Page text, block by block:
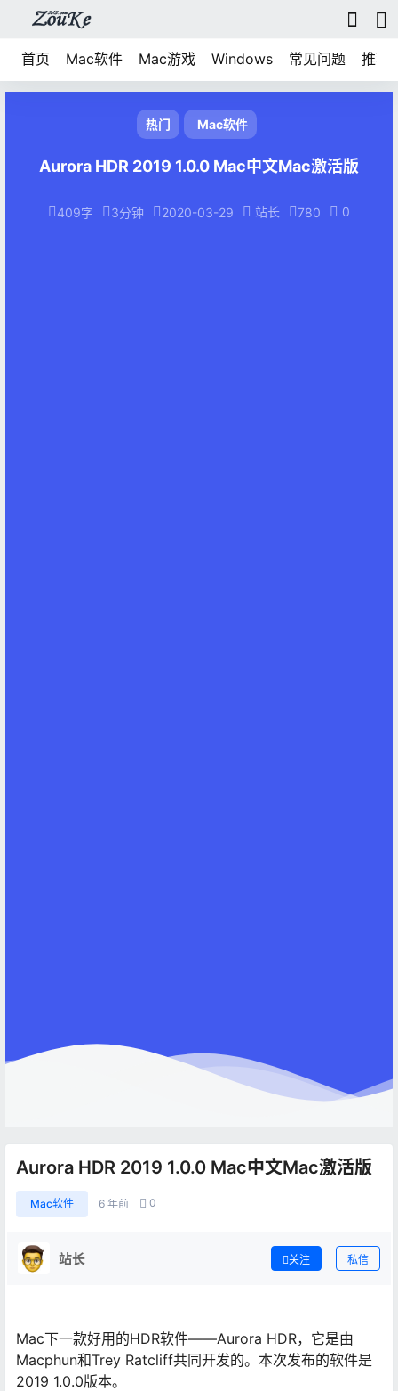
首页 Mac软件 Mac游戏 Windows 常见问题 推荐
热门 Mac软件
Aurora HDR 2019 1.0.0 Mac中文Mac激活版
409字 3分钟 2020-03-29 站长 780 0
Aurora HDR 2019 1.0.0 Mac中文Mac激活版
Mac软件 6 年前 0
站长 关注 私信
Mac下一款好用的HDR软件——Aurora HDR，它是由
Macphun和Trey Ratcliff共同开发的。本次发布的软件是
2019 1.0.0版本。